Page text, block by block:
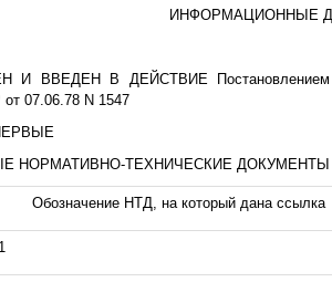
ИНФОРМАЦИОННЫЕ
И ВВЕДЕН В ДЕЙСТВИЕ Постановлением
07.06.78 N 1547
НОРМАТИВНО-ТЕХНИЧЕСКИЕ ДОКУМЕНТЫ
Обозначение НТД, на который дана ссылка